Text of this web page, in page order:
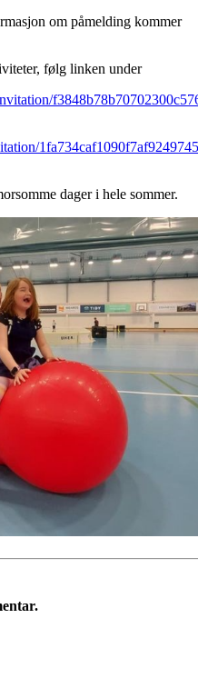
om påmelding kommer
følg linken under
1fa734caf1090f7af9249745
dager i hele sommer.